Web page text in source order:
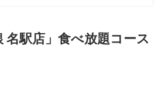
名駅店」食べ放題コース